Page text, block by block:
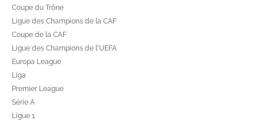
Coupe du Trône
Ligue des Champions de la CAF
Coupe de la CAF
Ligue des Champions de l'UEFA
Europa League
Liga
Premier League
Série A
Ligue 1